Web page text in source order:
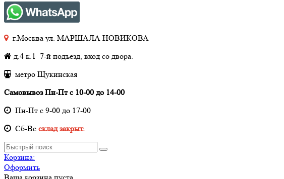
г.Москва ул. МАРШАЛА НОВИКОВА
д.4 к.1 7-й подъезд, вход со двора.
метро Щукинская
Самовывоз Пн-Пт с 10-00 до 14-00
Пн-Пт с 9-00 до 17-00
Cб-Вс склад закрыт.
Корзина:
Оформить
Ваша корзина пуста